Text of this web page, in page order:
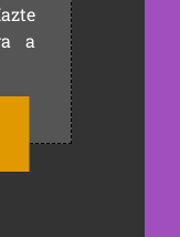
a